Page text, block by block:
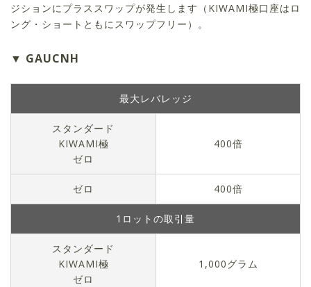
ジションにプラススワップが発生します（KIWAMI極口座はロ
ング・ショートともにスワップフリー）。
GAUCNH
最大レバレッジ
スタンダード
KIWAMI極
ゼロ
400倍
ゼロ 400倍
1ロットの取引量
スタンダード
KIWAMI極
ゼロ
1,000グラム